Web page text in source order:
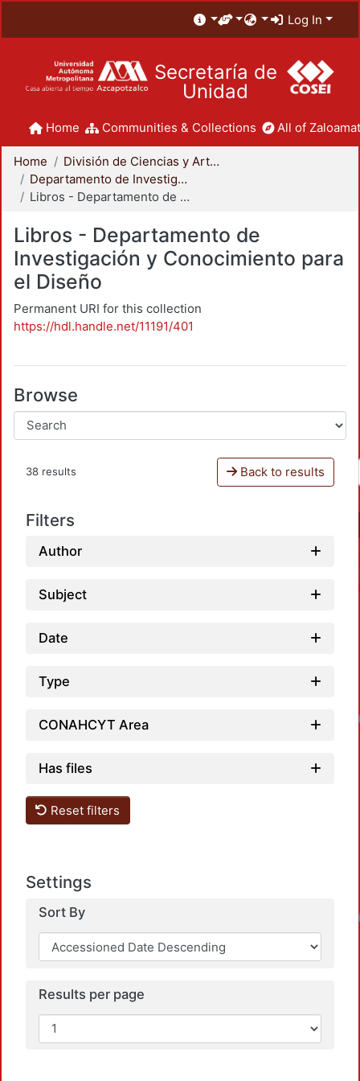
Log In
Secretaría de
Unidad
Home Communities & Collections All of
Home
División de Ciencias y Artes para el Diseño
Departamento de Investigación y Conocimiento para el Diseño
Libros - Departamento de Investigación y Conocimiento para el Diseño
Libros - Departamento de
Investigación y Conocimiento para
el Diseño
Permanent URI for this collection
https://hdl.handle.net/11191/401
Browse
38 results Back to results
Filters
Author
Subject
Date
Type
CONAHCYT Area
Has files
Reset filters
Settings
Sort By
Results per page